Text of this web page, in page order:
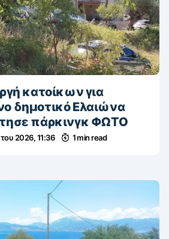
κατοίκων για
δημοτικό Ελαιώνα
πάρκινγκ ΦΩΤΟ
2026, 11:36 1 min read